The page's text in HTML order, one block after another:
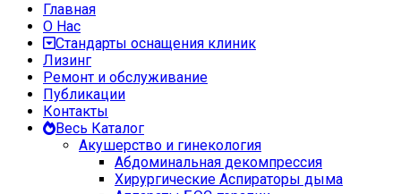
Главная
О Нас
Стандарты оснащения клиник
Лизинг
Ремонт и обслуживание
Публикации
Контакты
Весь Каталог
Акушерство и гинекология
Абдоминальная декомпрессия
Хирургические Аспираторы дыма